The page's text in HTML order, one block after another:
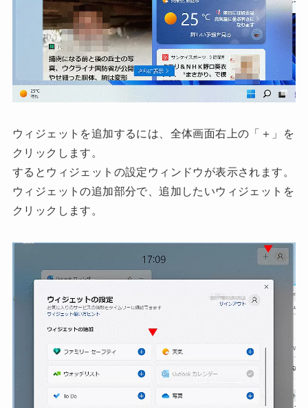
ウィジェットを追加するには、全体画面右上の「＋」を
クリックします。
するとウィジェットの設定ウィンドウが表示されます。
ウィジェットの追加部分で、追加したいウィジェットを
クリックします。